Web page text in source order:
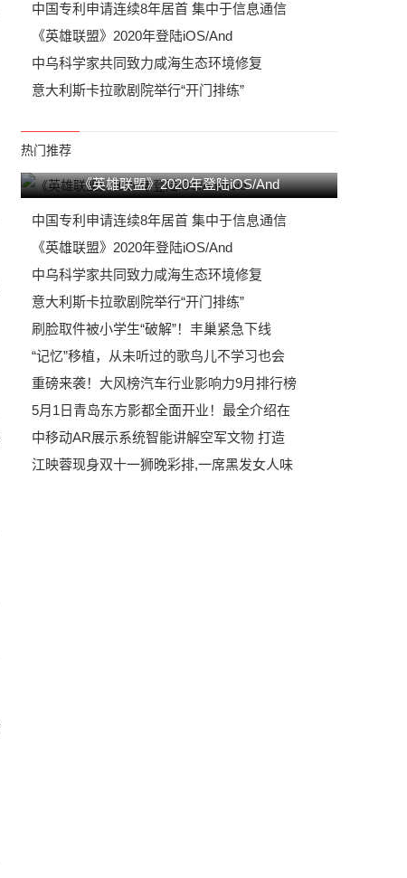
中国专利申请连续8年居首 集中于信息通信
《英雄联盟》2020年登陆iOS/And
中乌科学家共同致力咸海生态环境修复
意大利斯卡拉歌剧院举行“开门排练”
热门推荐
《英雄联盟》2020年登陆iOS/And
中国专利申请连续8年居首 集中于信息通信
《英雄联盟》2020年登陆iOS/And
中乌科学家共同致力咸海生态环境修复
意大利斯卡拉歌剧院举行“开门排练”
刷脸取件被小学生“破解”！丰巢紧急下线
“记忆”移植，从未听过的歌鸟儿不学习也会
重磅来袭！大风榜汽车行业影响力9月排行榜
5月1日青岛东方影都全面开业！最全介绍在
中移动AR展示系统智能讲解空军文物 打造
江映蓉现身双十一狮晚彩排,一席黑发女人味